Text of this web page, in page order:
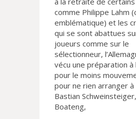
comme Philippe Lahm
emblématique) et les
qui se sont abattues
joueurs comme sur le
sélectionneur,
vécu une préparation à
pour le moins
pour ne rien arranger à
Bastian
Boateng,